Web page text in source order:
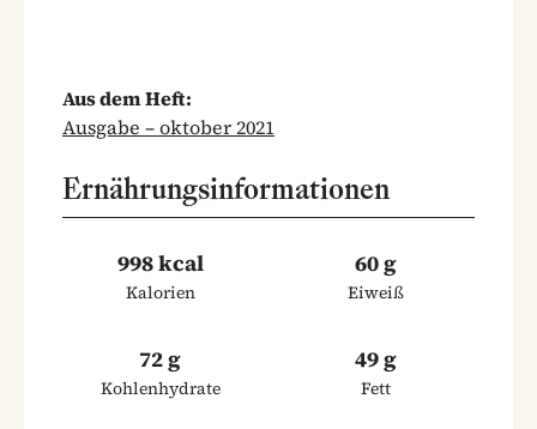
Aus dem Heft:
Ausgabe – oktober 2021
Ernährungsinformationen
998 kcal
Kalorien
60 g
Eiweiß
72 g
Kohlenhydrate
49 g
Fett